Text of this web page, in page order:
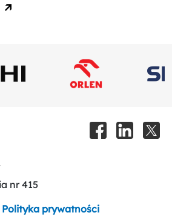
nr 415
Polityka prywatności